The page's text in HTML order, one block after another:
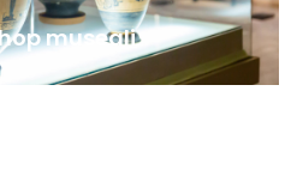
museali